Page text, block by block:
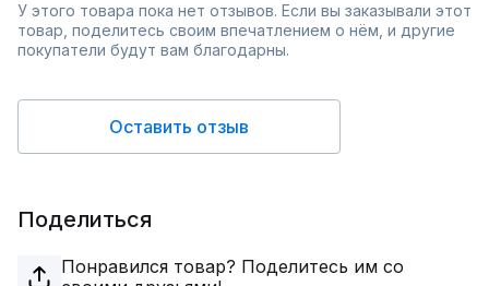
У этого товара пока нет отзывов. Если вы заказывали этот
товар, поделитесь своим впечатлением о нём, и другие
покупатели будут вам благодарны.
Оставить отзыв
Поделиться
Понравился товар? Поделитесь им со